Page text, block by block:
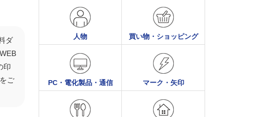
ダ
印
ご
人物 買い物・ショッピング
PC・電化製品・通信 マーク・矢印